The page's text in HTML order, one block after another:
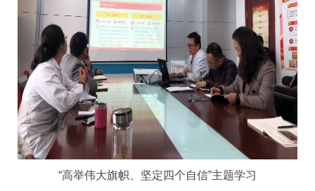
“高举伟大旗帜、坚定四个自信”主题学习